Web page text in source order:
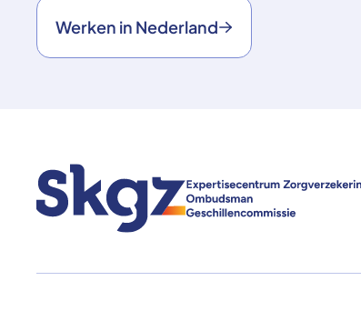
Werken in Nederland